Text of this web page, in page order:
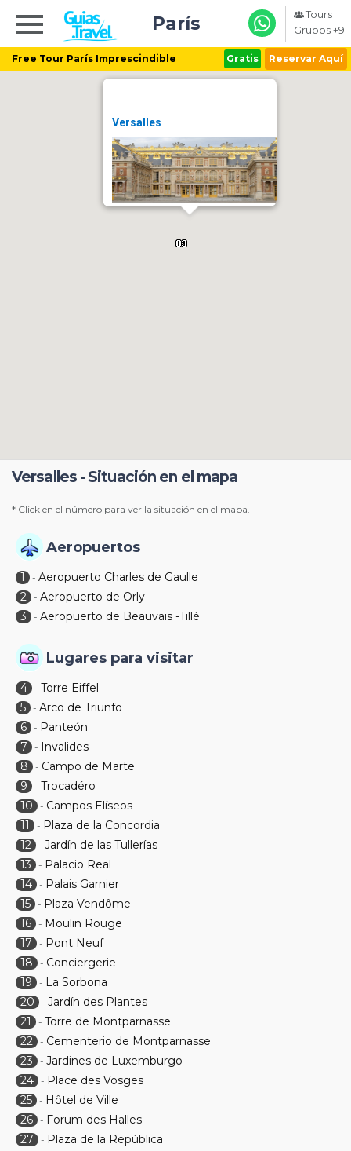
Free Tour París Imprescindible Gratis Reservar Aquí
París
Tours
Grupos +9
Versalles
Versalles - Situación en el mapa
* Click en el número para ver la situación en el mapa.
Aeropuertos
1 - Aeropuerto Charles de Gaulle
2 - Aeropuerto de Orly
3
- Aeropuerto de Beauvais -Tillé
Lugares para visitar
4 - Torre Eiffel
5 - Arco de Triunfo
6 - Panteón
7
- Invalides
8
- Campo de Marte
9
- Trocadéro
10
- Campos Elíseos
11
- Plaza de la Concordia
12 - Jardín de las Tullerías
13
- Palacio Real
14 - Palais Garnier
15 - Plaza Vendôme
16 - Moulin Rouge
17
- Pont Neuf
18
- Conciergerie
19
- La Sorbona
20
- Jardín des Plantes
21
- Torre de Montparnasse
22 - Cementerio de Montparnasse
23
- Jardines de Luxemburgo
24 - Place des Vosges
25 - Hôtel de Ville
26 - Forum des Halles
27
- Plaza de la República